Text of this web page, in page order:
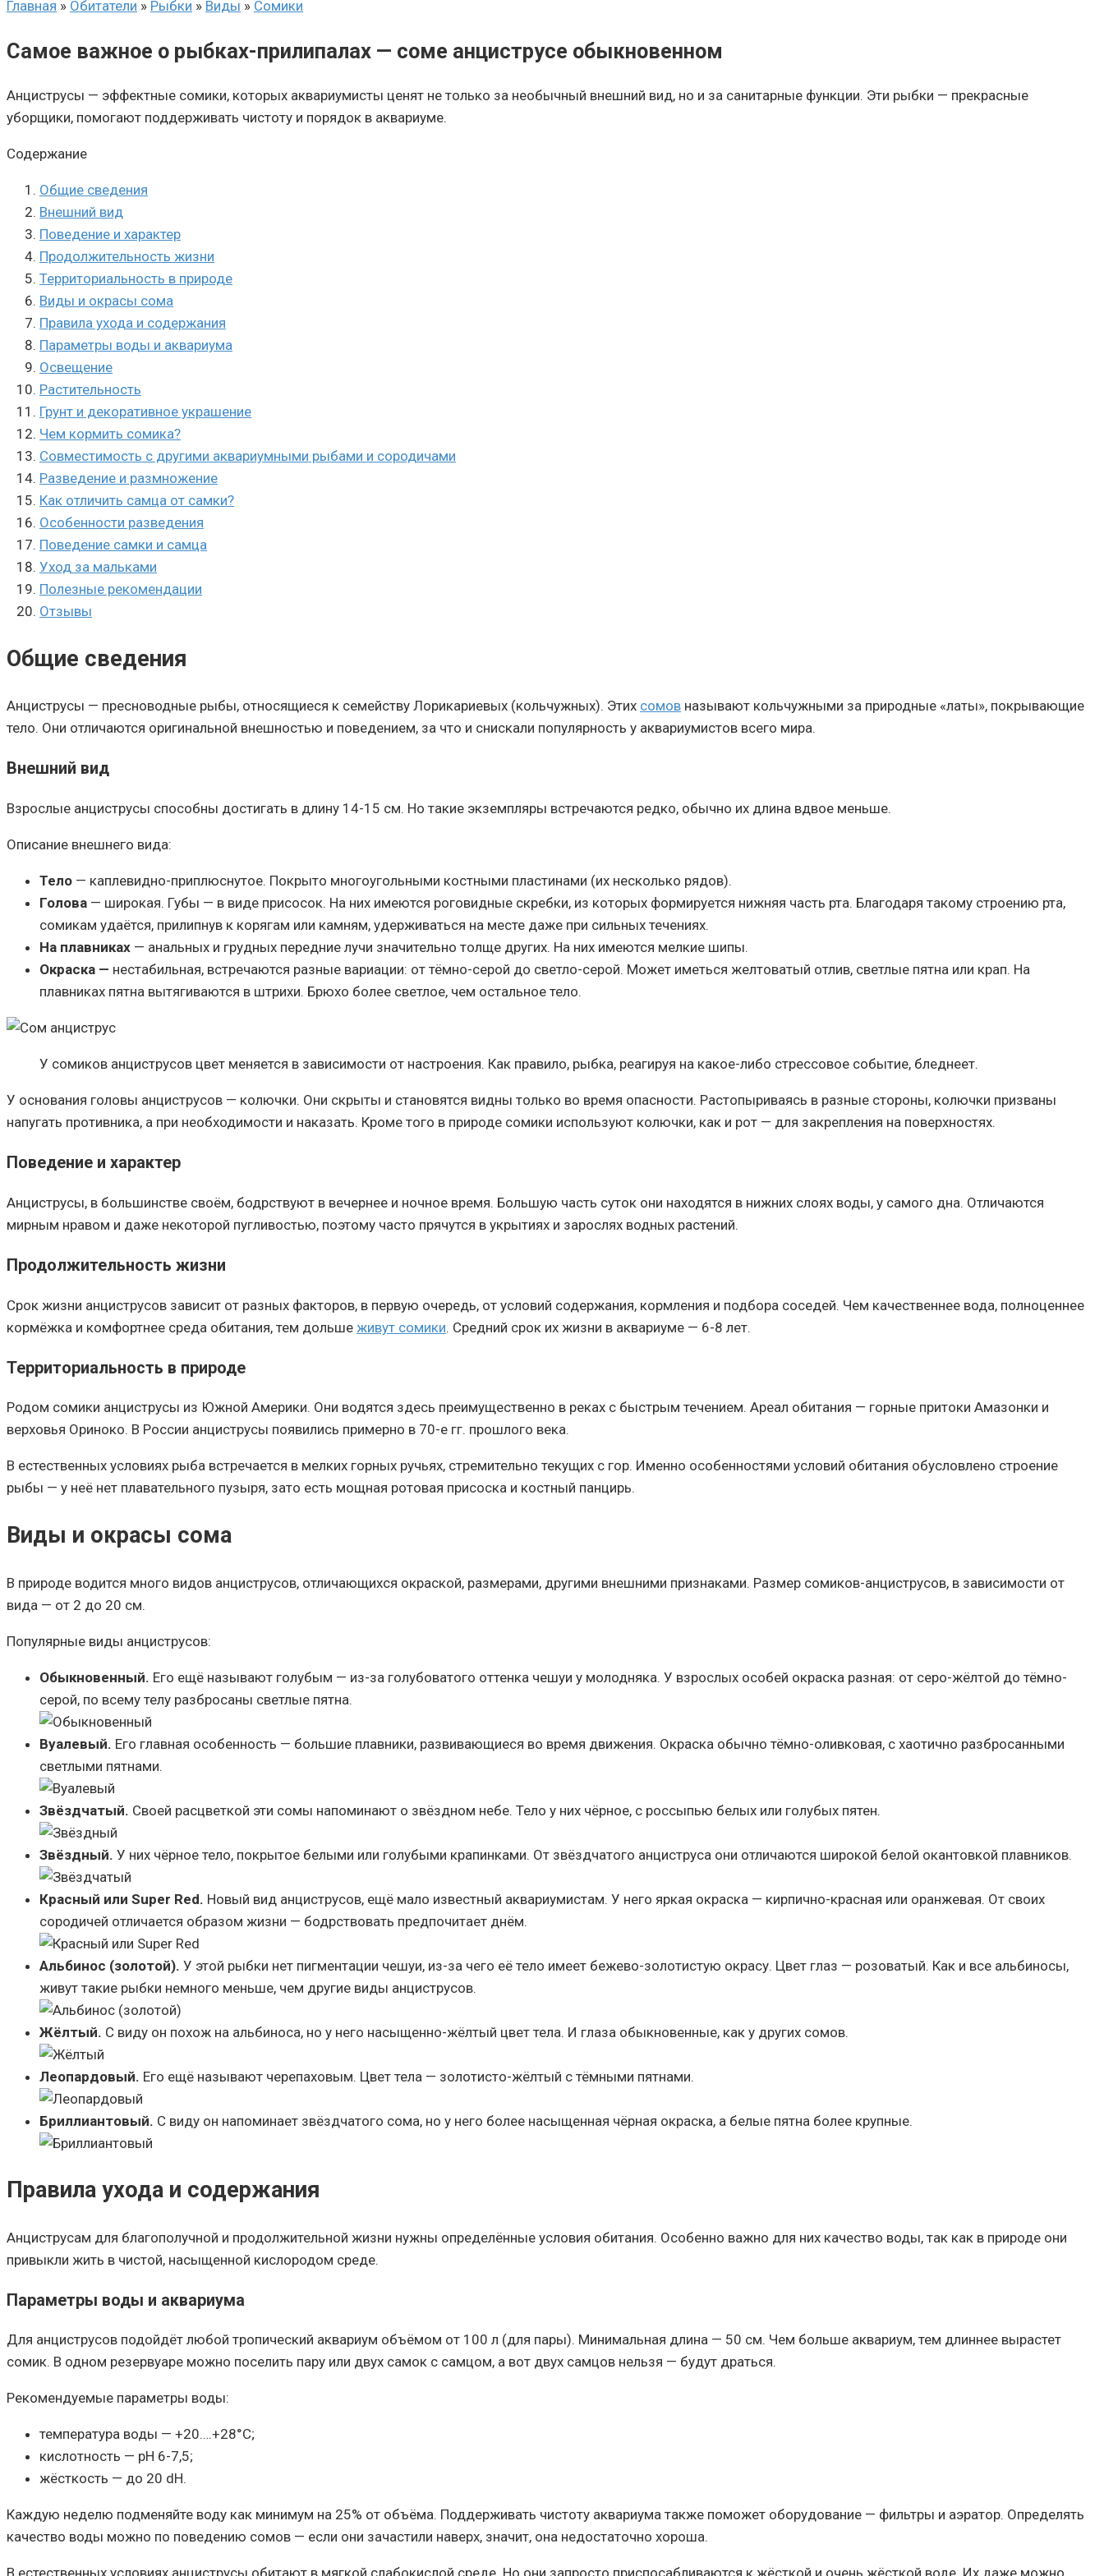
Главная » Обитатели » Рыбки » Виды » Сомики
Самое важное о рыбках-прилипалах — соме анциструсе обыкновенном
Анциструсы — эффектные сомики, которых аквариумисты ценят не только за необычный внешний вид, но и за санитарные функции. Эти рыбки — прекрасные
уборщики, помогают поддерживать чистоту и порядок в аквариуме.
Содержание
Общие сведения
Внешний вид
Поведение и характер
Продолжительность жизни
Территориальность в природе
Виды и окрасы сома
Правила ухода и содержания
Параметры воды и аквариума
Освещение
Растительность
Грунт и декоративное украшение
Чем кормить сомика?
Совместимость с другими аквариумными рыбами и сородичами
Разведение и размножение
Как отличить самца от самки?
Особенности разведения
Поведение самки и самца
Уход за мальками
Полезные рекомендации
Отзывы
Общие сведения
Анциструсы — пресноводные рыбы, относящиеся к семейству Лорикариевых (кольчужных). Этих сомов называют кольчужными за природные «латы», покрывающие
тело. Они отличаются оригинальной внешностью и поведением, за что и снискали популярность у аквариумистов всего мира.
Внешний вид
Взрослые анциструсы способны достигать в длину 14-15 см. Но такие экземпляры встречаются редко, обычно их длина вдвое меньше.
Описание внешнего вида:
Тело — каплевидно-приплюснутое. Покрыто многоугольными костными пластинами (их несколько рядов).
Голова — широкая. Губы — в виде присосок. На них имеются роговидные скребки, из которых формируется нижняя часть рта. Благодаря такому строению рта,
сомикам удаётся, прилипнув к корягам или камням, удерживаться на месте даже при сильных течениях.
На плавниках — анальных и грудных передние лучи значительно толще других. На них имеются мелкие шипы.
Окраска — нестабильная, встречаются разные вариации: от тёмно-серой до светло-серой. Может иметься желтоватый отлив, светлые пятна или крап. На
плавниках пятна вытягиваются в штрихи. Брюхо более светлое, чем остальное тело.
У сомиков анциструсов цвет меняется в зависимости от настроения. Как правило, рыбка, реагируя на какое-либо стрессовое событие, бледнеет.
У основания головы анциструсов — колючки. Они скрыты и становятся видны только во время опасности. Растопыриваясь в разные стороны, колючки призваны
напугать противника, а при необходимости и наказать. Кроме того в природе сомики используют колючки, как и рот — для закрепления на поверхностях.
Поведение и характер
Анциструсы, в большинстве своём, бодрствуют в вечернее и ночное время. Большую часть суток они находятся в нижних слоях воды, у самого дна. Отличаются
мирным нравом и даже некоторой пугливостью, поэтому часто прячутся в укрытиях и зарослях водных растений.
Продолжительность жизни
Срок жизни анциструсов зависит от разных факторов, в первую очередь, от условий содержания, кормления и подбора соседей. Чем качественнее вода, полноценнее
кормёжка и комфортнее среда обитания, тем дольше живут сомики. Средний срок их жизни в аквариуме — 6-8 лет.
Территориальность в природе
Родом сомики анциструсы из Южной Америки. Они водятся здесь преимущественно в реках с быстрым течением. Ареал обитания — горные притоки Амазонки и
верховья Ориноко. В России анциструсы появились примерно в 70-е гг. прошлого века.
В естественных условиях рыба встречается в мелких горных ручьях, стремительно текущих с гор. Именно особенностями условий обитания обусловлено строение
рыбы — у неё нет плавательного пузыря, зато есть мощная ротовая присоска и костный панцирь.
Виды и окрасы сома
В природе водится много видов анциструсов, отличающихся окраской, размерами, другими внешними признаками. Размер сомиков-анциструсов, в зависимости от
вида — от 2 до 20 см.
Популярные виды анциструсов:
Обыкновенный. Его ещё называют голубым — из-за голубоватого оттенка чешуи у молодняка. У взрослых особей окраска разная: от серо-жёлтой до тёмно-
серой, по всему телу разбросаны светлые пятна.
Вуалевый. Его главная особенность — большие плавники, развивающиеся во время движения. Окраска обычно тёмно-оливковая, с хаотично разбросанными
светлыми пятнами.
Звёздчатый. Своей расцветкой эти сомы напоминают о звёздном небе. Тело у них чёрное, с россыпью белых или голубых пятен.
Звёздный. У них чёрное тело, покрытое белыми или голубыми крапинками. От звёздчатого анциструса они отличаются широкой белой окантовкой плавников.
Красный или Super Red. Новый вид анциструсов, ещё мало известный аквариумистам. У него яркая окраска — кирпично-красная или оранжевая. От своих
сородичей отличается образом жизни — бодрствовать предпочитает днём.
Альбинос (золотой). У этой рыбки нет пигментации чешуи, из-за чего её тело имеет бежево-золотистую окрасу. Цвет глаз — розоватый. Как и все альбиносы,
живут такие рыбки немного меньше, чем другие виды анциструсов.
Жёлтый. С виду он похож на альбиноса, но у него насыщенно-жёлтый цвет тела. И глаза обыкновенные, как у других сомов.
Леопардовый. Его ещё называют черепаховым. Цвет тела — золотисто-жёлтый с тёмными пятнами.
Бриллиантовый. С виду он напоминает звёздчатого сома, но у него более насыщенная чёрная окраска, а белые пятна более крупные.
Правила ухода и содержания
Анциструсам для благополучной и продолжительной жизни нужны определённые условия обитания. Особенно важно для них качество воды, так как в природе они
привыкли жить в чистой, насыщенной кислородом среде.
Параметры воды и аквариума
Для анциструсов подойдёт любой тропический аквариум объёмом от 100 л (для пары). Минимальная длина — 50 см. Чем больше аквариум, тем длиннее вырастет
сомик. В одном резервуаре можно поселить пару или двух самок с самцом, а вот двух самцов нельзя — будут драться.
Рекомендуемые параметры воды:
температура воды — +20….+28°С;
кислотность — рН 6-7,5;
жёсткость — до 20 dH.
Каждую неделю подменяйте воду как минимум на 25% от объёма. Поддерживать чистоту аквариума также поможет оборудование — фильтры и аэратор. Определять
качество воды можно по поведению сомов — если они зачастили наверх, значит, она недостаточно хороша.